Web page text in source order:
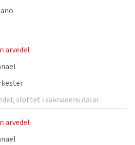
arvedel
slottet i saknadens dalar
arvedel